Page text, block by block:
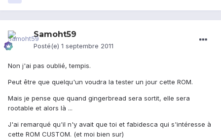
Samoht59
Posté(e) 1 septembre 2011
Non j'ai pas oublié, tempis.
Peut être que quelqu'un voudra la tester un jour cette ROM.
Mais je pense que quand gingerbread sera sortit, elle sera
rootable et alors là ...
J'ai remarqué qu'il n'y avait que toi et fabidesca qui s'intéresse à
cette ROM CUSTOM. (et moi bien sur)